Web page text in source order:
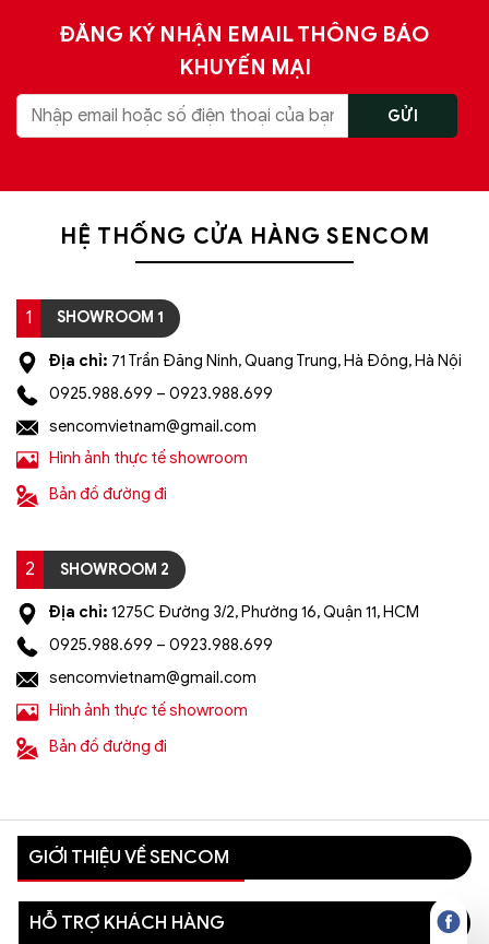
ĐĂNG KÝ NHẬN EMAIL THÔNG BÁO
KHUYẾN MẠI
HỆ THỐNG CỬA HÀNG SENCOM
1 SHOWROOM 1
Địa chỉ: 71 Trần Đăng Ninh, Quang Trung, Hà Đông, Hà Nội
0925.988.699 – 0923.988.699
sencomvietnam@gmail.com
Hình ảnh thực tế showroom
Bản đồ đường đi
2 SHOWROOM 2
Địa chỉ: 1275C Đường 3/2, Phường 16, Quận 11, HCM
0925.988.699 – 0923.988.699
sencomvietnam@gmail.com
Hình ảnh thực tế showroom
Bản đồ đường đi
GIỚI THIỆU VỀ SENCOM
HỖ TRỢ KHÁCH HÀNG